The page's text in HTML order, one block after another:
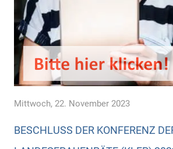
Mittwoch, 22. November 2023
BESCHLUSS DER KONFERENZ